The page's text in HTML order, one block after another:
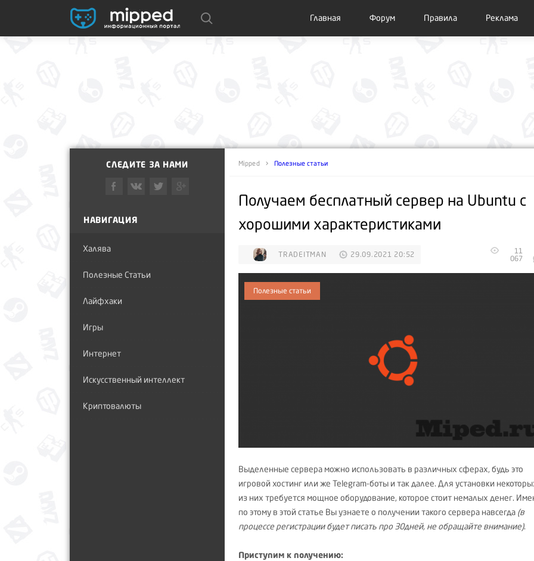
Главная Форум Правила Реклама
СЛЕДИТЕ ЗА НАМИ
НАВИГАЦИЯ
Халява
Полезные Статьи
Лайфхаки
Игры
Интернет
Искусственный интеллект
Криптовалюты
Mipped Полезные статьи
Получаем бесплатный сервер на Ubuntu с
хорошими характеристиками
TRADEITMAN 29.09.2021 20:52
11
067
Полезные статьи
Выделенные сервера можно использовать в различных сферах, будь это
игровой хостинг или же Telegram-боты и так далее. Для установки
из них требуется мощное оборудование, которое стоит немалых денег.
по этому в этой статье Вы узнаете о получении такого сервера навсегда (в
процессе регистрации будет писать про 30дней, не обращайте внимание).
Приступим к получению: